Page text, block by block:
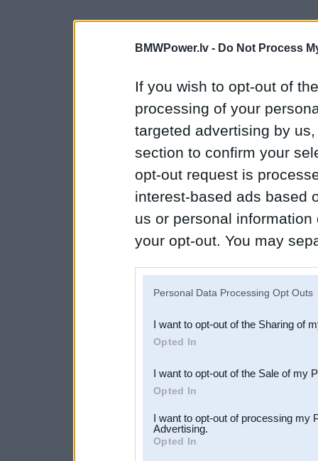
BMWPower.lv - Do Not Process
If you wish to opt-out of
processing of your
targeted advertising by
section to confirm your
opt-out request is
interest-based ads based
us or personal
your opt-out. You may
Downstream Participants
third parties.
Personal Data Processing Opt Outs
I want to opt-out of the Sharing of
Opted In
I want to opt-out of the Sale of my
Opted In
I want to opt-out of processing my
Advertising.
Opted In